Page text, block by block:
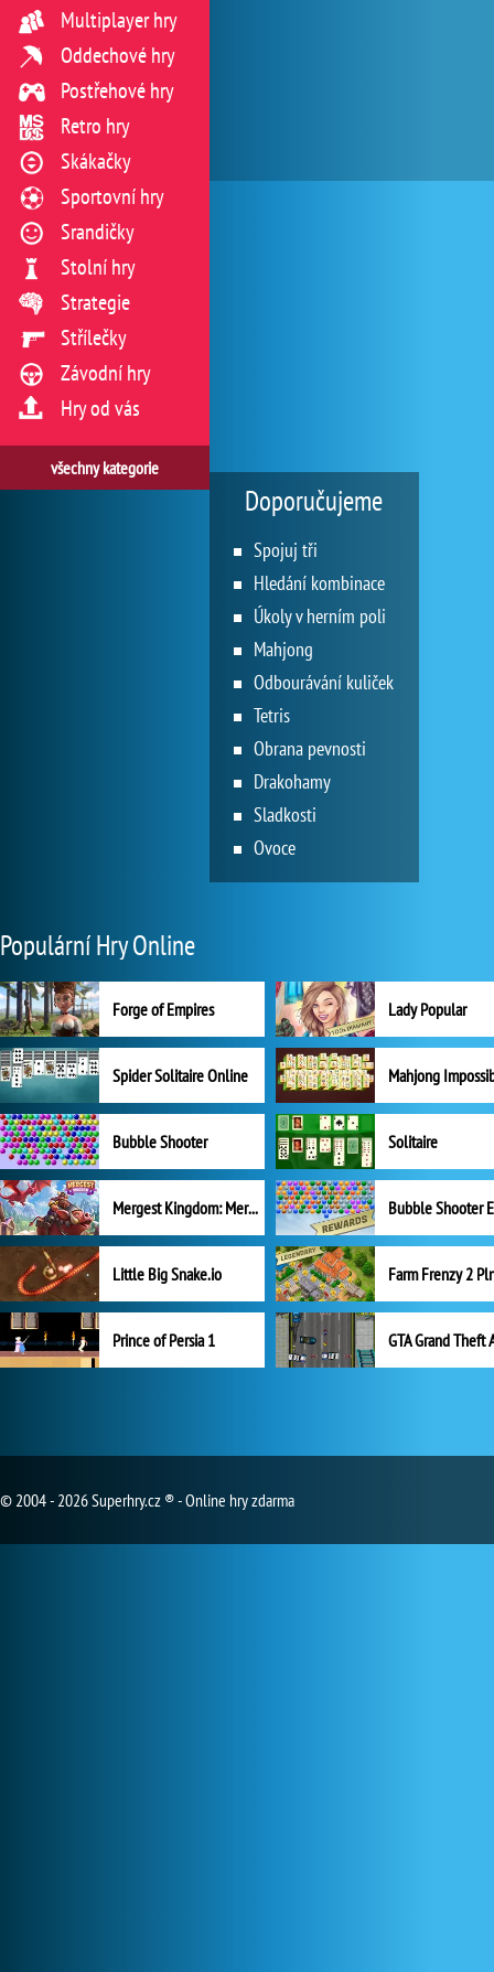
Multiplayer hry
Oddechové hry
Postřehové hry
Retro hry
Skákačky
Sportovní hry
Srandičky
Stolní hry
Strategie
Střílečky
Závodní hry
Hry od vás
všechny kategorie
Doporučujeme
Spojuj tři
Hledání kombinace
Úkoly v herním poli
Mahjong
Odbourávání kuliček
Tetris
Obrana pevnosti
Drakohamy
Sladkosti
Ovoce
Populární Hry Online
Forge of Empires Lady Popular
Spider Solitaire Online Mahjong
Bubble Shooter Solitaire
Mergest Kingdom: Merge Puzzle
Little Big Snake.io
Prince of Persia 1 GTA Grand Theft
© 2004 - 2026 Superhry.cz ® - Online hry zdarma